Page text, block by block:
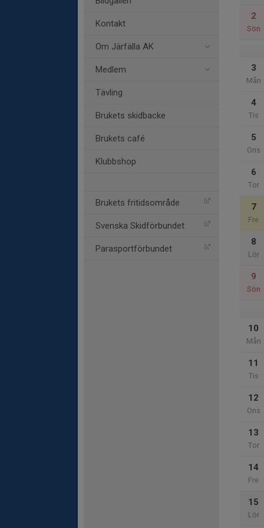
Kontakt
Om Järfälla AK
Medlem
Tävling
Brukets skidbacke
Brukets café
Klubbshop
Brukets fritidsområde
Svenska Skidförbundet
Parasportförbundet
2
Sön
3
Mån
4
Tis
5
Ons
6
Tor
7
Fre
8
Lör
9
Sön
10
Mån
11
Tis
12
Ons
13
Tor
14
Fre
15
Lör